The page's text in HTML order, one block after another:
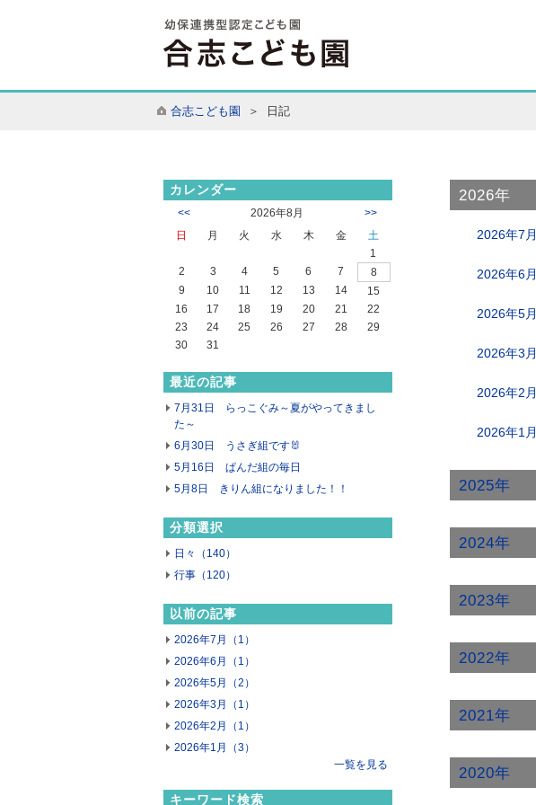
合志こども園 ＞ 日記
カレンダー
<< 2026年8月 >>
日 月 火 水 木 金
土
1
2
3 4 5 6 7
8
9
10 11 12 13 14
15
16
17 18 19 20 21
22
23
24 25 26 27 28
29
30
31
最近の記事
7月31日 らっこぐみ～夏がやってきまし
た～
6月30日 うさぎ組です🐰
5月16日 ぱんだ組の毎日
5月8日 きりん組になりました！！
分類選択
日々（140）
行事（120）
以前の記事
2026年7月（1）
2026年6月（1）
2026年5月（2）
2026年3月（1）
2026年2月（1）
2026年1月（3）
一覧を見る
キーワード検索
2026年
2026年7月
2026年6月
2026年5月
2026年3月
2026年2月
2026年1月
2025年
2024年
2023年
2022年
2021年
2020年